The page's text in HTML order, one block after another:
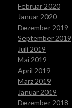
Februar 2020
Januar 2020
Dezember 2019
September 2019
Juli 2019
Mai 2019
April 2019
März 2019
Januar 2019
Dezember 2018